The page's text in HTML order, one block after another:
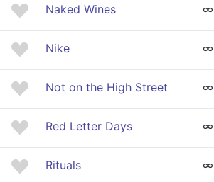
Naked Wines ∞
Nike ∞
Not on the High Street ∞
Red Letter Days ∞
Rituals ∞